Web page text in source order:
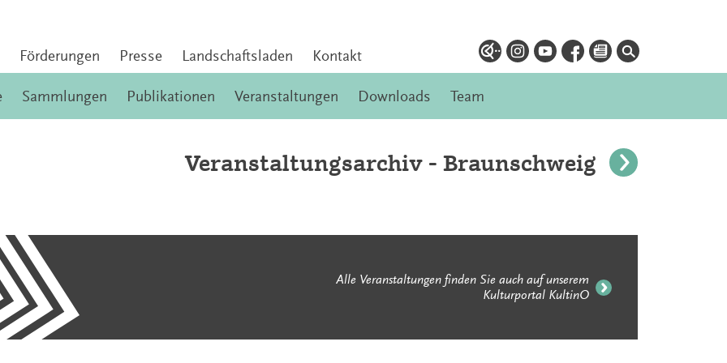
Förderungen Presse Landschaftsladen Kontakt
Sammlungen Publikationen Veranstaltungen Downloads Team
Veranstaltungsarchiv - Braunschweig
Alle Veranstaltungen finden Sie auch auf unserem
Kulturportal KultinO